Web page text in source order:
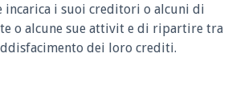
i suoi creditori o alcuni di
o alcune sue attivit e di ripartire tra
dei loro crediti.